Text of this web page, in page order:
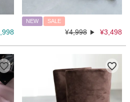
NEW SALE
¥4,998 ¥3,498